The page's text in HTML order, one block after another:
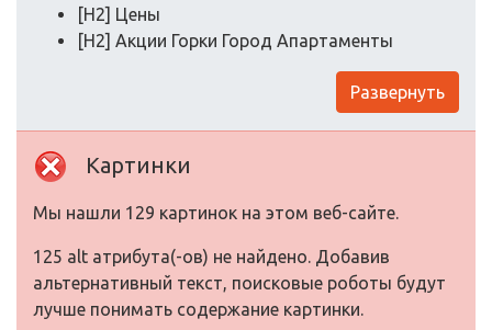
[H2] Цены
[H2] Акции Горки Город Апартаменты
Развернуть
Картинки
Мы нашли 129 картинок на этом веб-сайте.
125 alt атрибута(-ов) не найдено. Добавив
альтернативный текст, поисковые роботы будут
лучше понимать содержание картинки.